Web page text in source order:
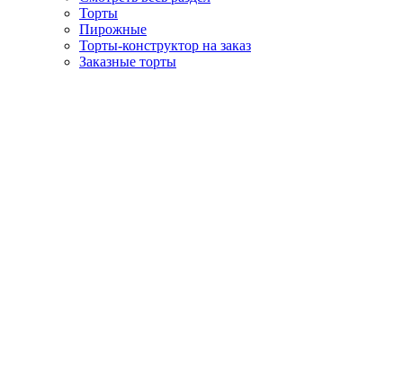
Торты
Пирожные
Торты-конструктор на заказ
Заказные торты